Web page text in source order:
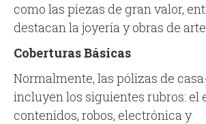
como las piezas de gran valor,
destacan la joyería y obras de
Coberturas Básicas
Normalmente, las pólizas de
incluyen los siguientes rubros: el
contenidos, robos, electrónica y